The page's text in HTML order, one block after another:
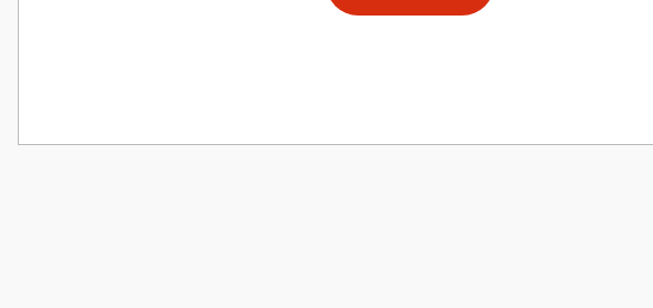
Görüş ve önerileriniz için teşekkür ederiz.